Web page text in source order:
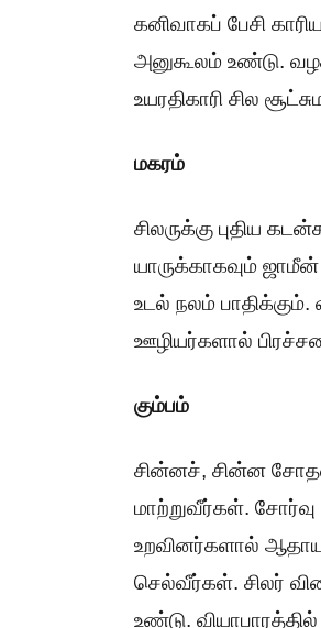
கனிவாகப் பேசி
அனுகூலம் உண்டு.
உயரதிகாரி சில
மகரம்
சிலருக்கு புதிய
யாருக்காகவும்
உடல் நலம்
ஊழியர்களால்
கும்பம்
சின்னச், சின்ன
மாற்றுவீர்கள். சோர்வு
உறவினர்களால்
செல்வீர்கள். சிலர்
உண்டு.